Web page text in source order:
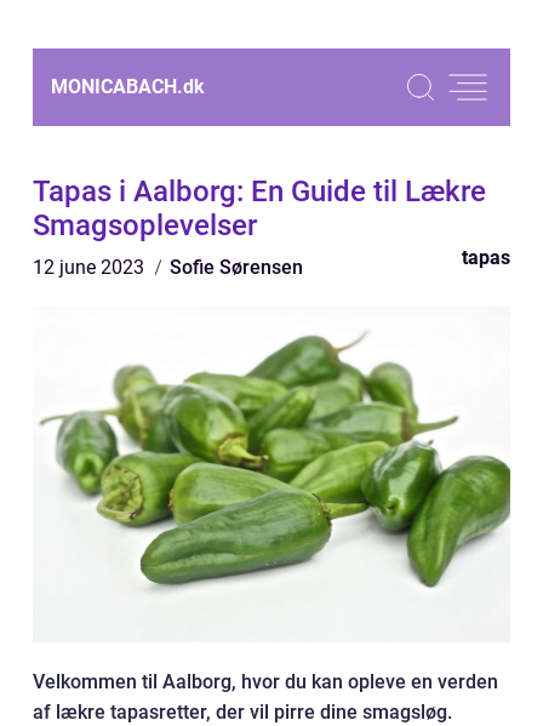
MONICABACH.dk
Tapas i Aalborg: En Guide til Lækre
Smagsoplevelser
12 june 2023 Sofie Sørensen tapas
Velkommen til Aalborg, hvor du kan opleve en verden
af lækre tapasretter, der vil pirre dine smagsløg.